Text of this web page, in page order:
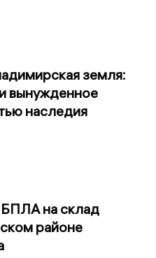
земля:
вынужденное
наследия
БПЛА на склад
районе